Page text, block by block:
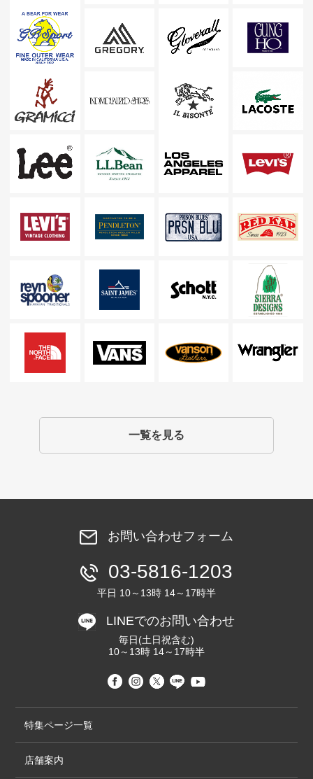
一覧を見る
お問い合わせフォーム
03-5816-1203
平日 10～13時 14～17時半
LINEでのお問い合わせ
毎日(土日祝含む)
10～13時 14～17時半
特集ページ一覧
店舗案内